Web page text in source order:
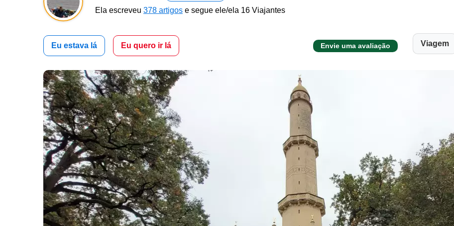
Ela escreveu 378 artigos e segue ele/ela 16 Viajantes
Eu estava lá Eu quero ir lá Envie uma avaliação Viagem